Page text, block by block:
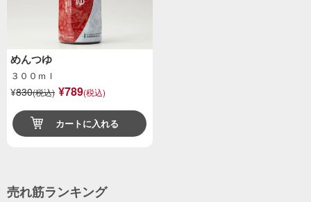
めんつゆ
３００ｍｌ
¥830(税込) ¥789(税込)
カートに入れる
売れ筋ランキング